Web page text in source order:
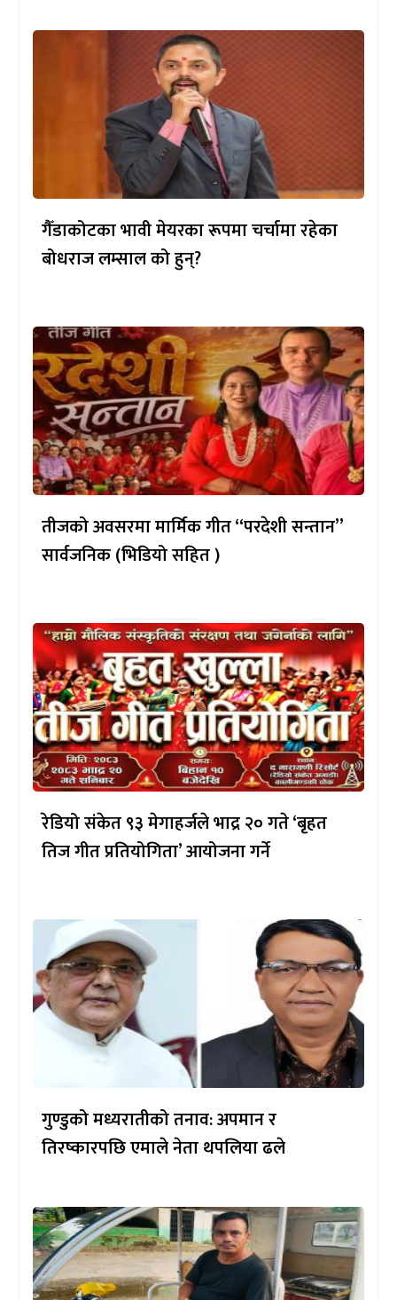
गैँडाकोटका भावी मेयरका रूपमा चर्चामा रहेका
बोधराज लम्साल को हुन्?
तीजको अवसरमा मार्मिक गीत “परदेशी सन्तान”
सार्वजनिक (भिडियो सहित )
रेडियो संकेत ९३ मेगाहर्जले भाद्र २० गते ‘बृहत
तिज गीत प्रतियोगिता’ आयोजना गर्ने
गुण्डुको मध्यरातीको तनाव: अपमान र
तिरष्कारपछि एमाले नेता थपलिया ढले